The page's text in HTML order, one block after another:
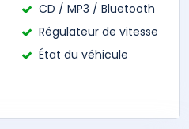
CD / MP3 / Bluetooth
Régulateur de vitesse
État du véhicule